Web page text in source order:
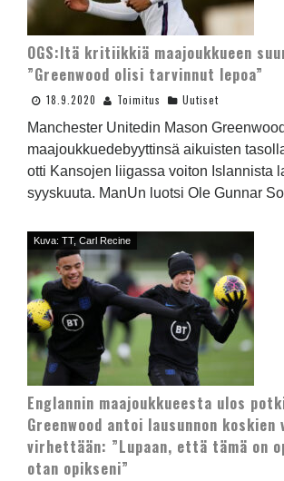
OGS:ltä kritiikkiä maajoukkueen
”Greenwood olisi tarvinnut lepoa”
18.9.2020 Toimitus Uutiset
Manchester Unitedin Mason
maajoukkuedebyyttinsä aikuisten
otti Kansojen liigassa voiton Islannista
syyskuuta. ManUn luotsi Ole Gunnar
Kuva: TT, Carl Recine
Englannin maajoukkueesta ulos
Greenwood antoi lausunnon koskien
virhettään: ”Lupaan, että tämä on
otan opikseni”